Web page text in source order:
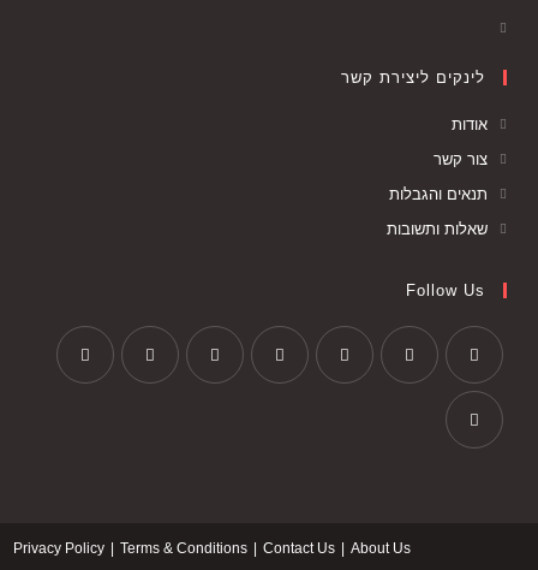
לינקים ליצירת קשר
אודות
צור קשר
תנאים והגבלות
שאלות ותשובות
Follow Us
About Us
Contact Us
Terms & Conditions
Privacy Policy